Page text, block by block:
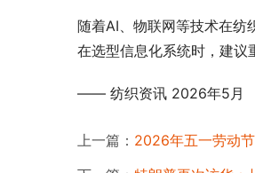
随着AI、物联网等技术在纺
在选型信息化系统时，建议
—— 纺织资讯 2026年5月
上一篇： 2026年五一劳动